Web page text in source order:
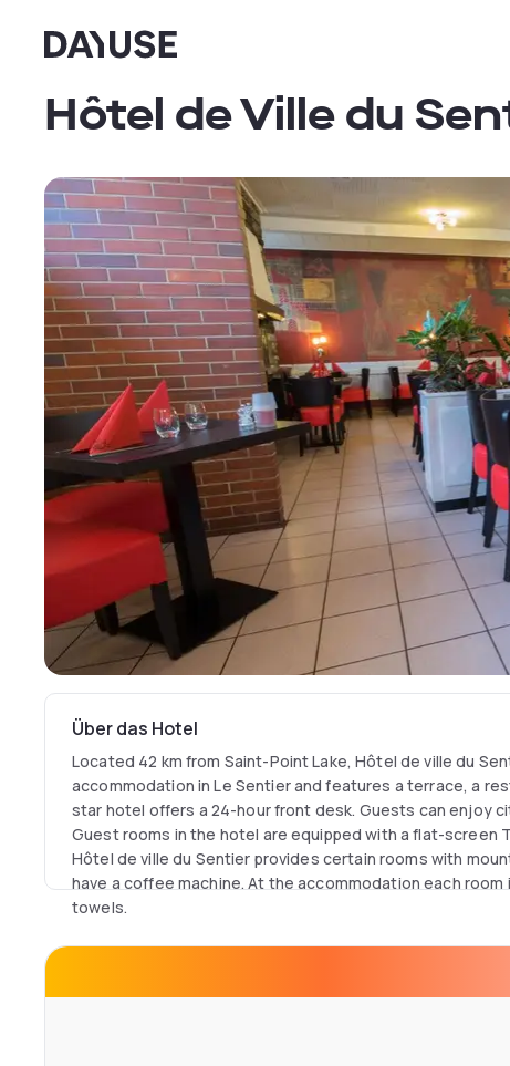
Dayuse
Hôtel de Ville du
Über das Hotel
Located 42 km from Saint-Point Lake, Hôtel de ville du
accommodation in Le Sentier and features a terrace, a
star hotel offers a 24-hour front desk. Guests can enjoy
Guest rooms in the hotel are equipped with a flat-screen
Hôtel de ville du Sentier provides certain rooms with
have a coffee machine. At the accommodation each
towels.